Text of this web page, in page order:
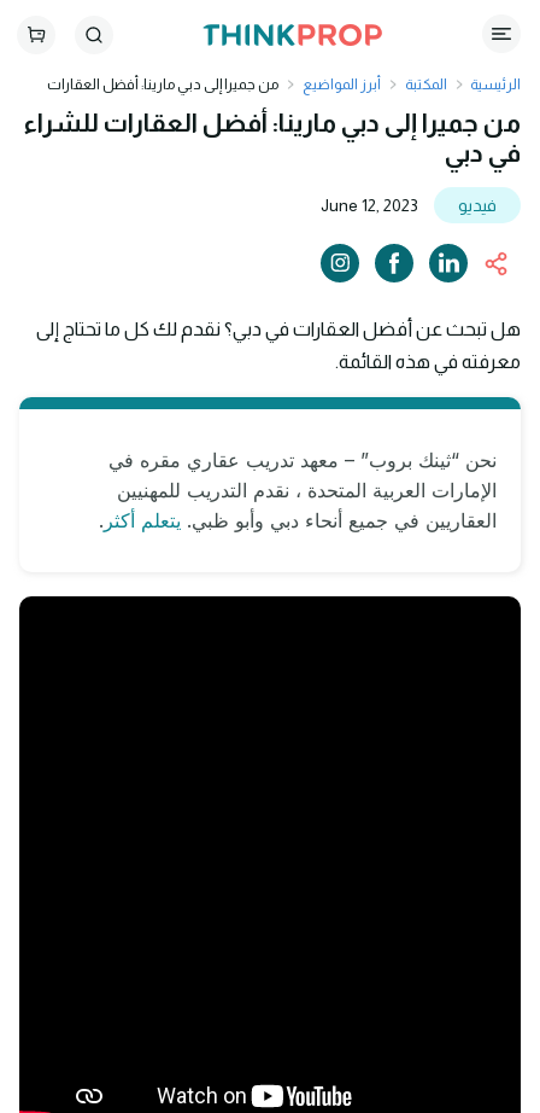
الرئيسية المكتبة أبرز المواضيع
من جميرا إلى دبي مارينا: أفضل العقارات
من جميرا إلى دبي مارينا: أفضل العقارات للشراء
في دبي
فيديو June 12, 2023
هل تبحث عن أفضل العقارات في دبي؟ نقدم لك كل ما تحتاج إلى
معرفته في هذه القائمة.
نحن “ثينك بروب” – معهد تدريب عقاري مقره في
الإمارات العربية المتحدة ، نقدم التدريب للمهنيين
العقاريين في جميع أنحاء دبي وأبو ظبي. يتعلم أكثر .